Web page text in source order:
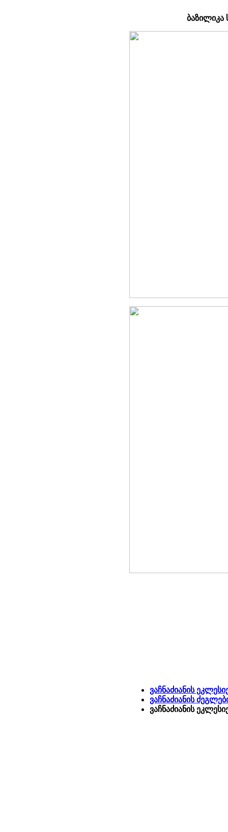
ბაზილიკა
ვაჩნაძიანის
ვაჩნაძიანის
ვაჩნაძიანის